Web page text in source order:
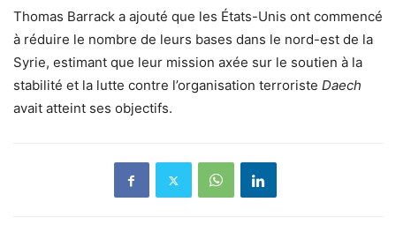
Thomas Barrack a ajouté que les États-Unis ont commencé
à réduire le nombre de leurs bases dans le nord-est de la
Syrie, estimant que leur mission axée sur le soutien à la
stabilité et la lutte contre l’organisation terroriste Daech
avait atteint ses objectifs.